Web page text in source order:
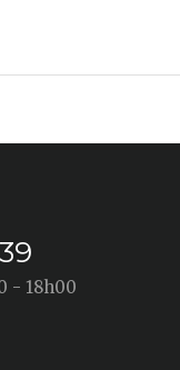
- 18h00